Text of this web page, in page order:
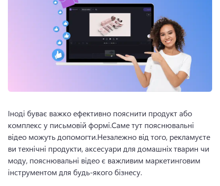
Іноді буває важко ефективно пояснити продукт або
комплекс у письмовій формі.Саме тут пояснювальні
відео можуть допомогти.Незалежно від того, рекламуєте
ви технічні продукти, аксесуари для домашніх тварин чи
моду, пояснювальні відео є важливим маркетинговим
інструментом для будь-якого бізнесу.